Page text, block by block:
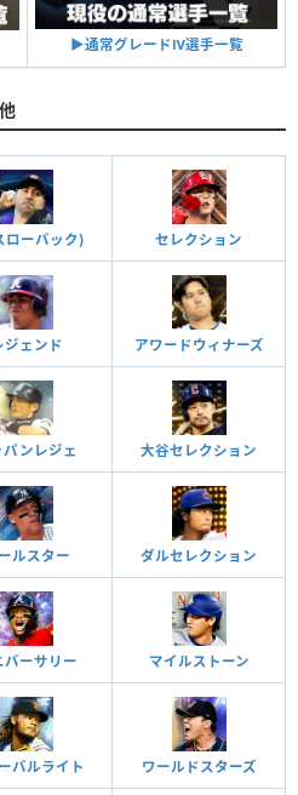
▶︎通常グレードⅣ選手一覧
ローバック) セレクション
ジェンド アワードウィナーズ
パンレジェ 大谷セレクション
ルスター ダルセレクション
バーサリー マイルストーン
バルライト ワールドスターズ